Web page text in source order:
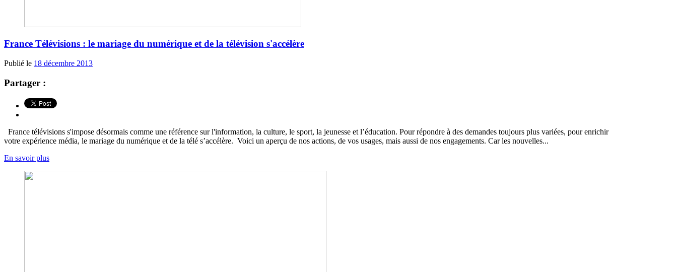
France Télévisions : le mariage du numérique et de la télévision s'accélère
Publié le 18 décembre 2013
Partager :
France télévisions s'impose désormais comme une référence sur l'information, la culture, le sport, la jeunesse et l’éducation. Pour répondre à des demandes toujours plus variées, pour enrichir
votre expérience média, le mariage du numérique et de la télé s’accélère. Voici un aperçu de nos actions, de vos usages, mais aussi de nos engagements. Car les nouvelles...
En savoir plus